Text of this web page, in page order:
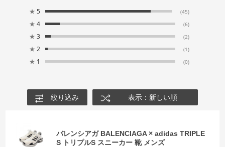
★ 5 (45)
★ 4 (6)
★ 3 (2)
★ 2 (1)
★ 1 (0)
絞り込み 表示：新しい順
バレンシアガ BALENCIAGA × adidas TRIPLE
S トリプルS スニーカー 靴 メンズ